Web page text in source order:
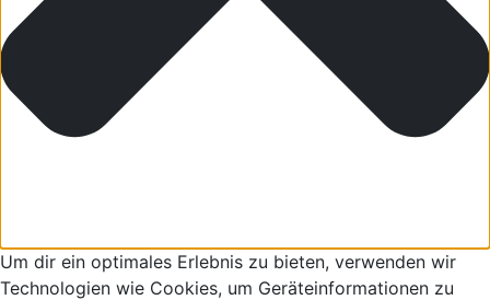
Um dir ein optimales Erlebnis zu bieten, verwenden wir
Technologien wie Cookies, um Geräteinformationen zu